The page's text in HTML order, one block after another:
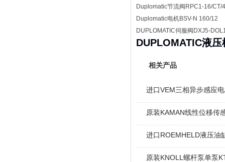
Duplomatic节流阀RPC1-16/CT/
Duplomatic电机BSV-N 160/12
DUPLOMATIC伺服阀DXJ5-
DUPLOMATIC液
相关产品
进口VEM三相异步感应
原装KAMAN线性位移传
进口ROEMHELD液压油
原装KNOLL螺杆泵单泵